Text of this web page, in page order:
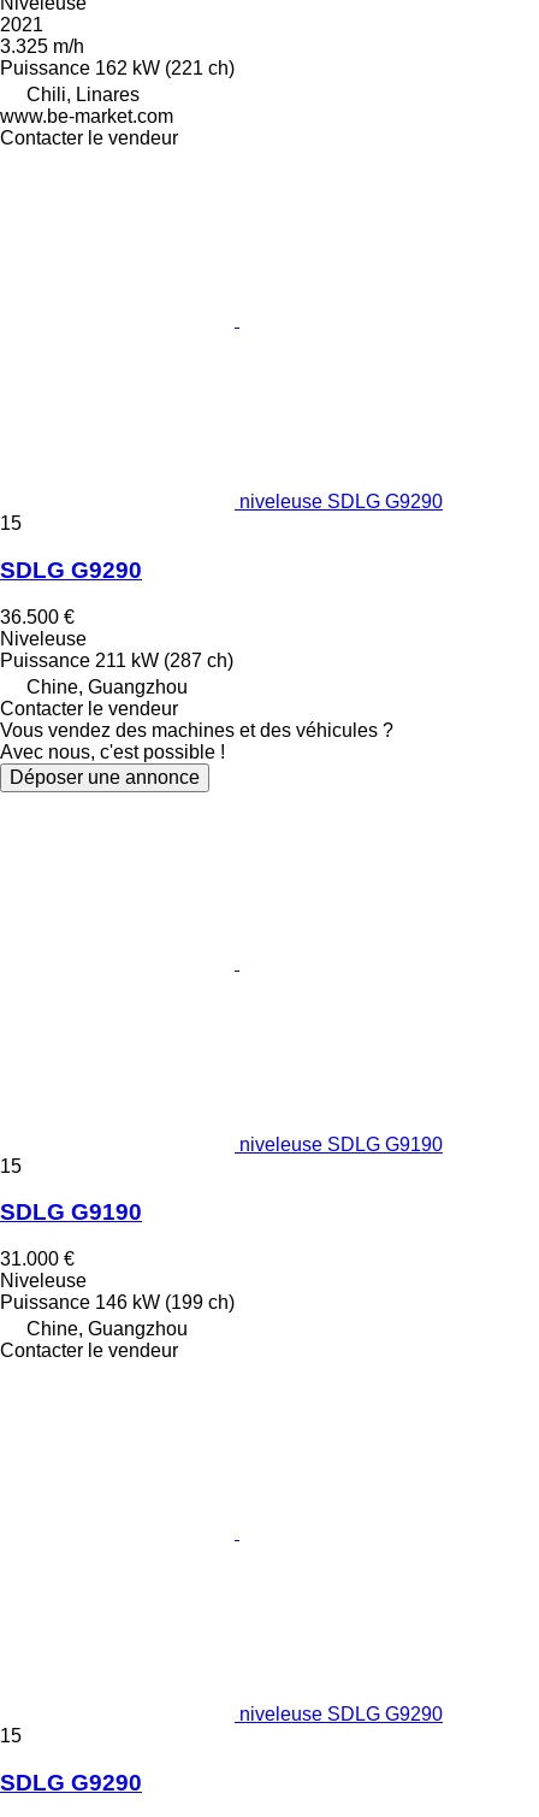
2021
3.325 m/h
Puissance 162 kW (221 ch)
Chili, Linares
www.be-market.com
Contacter le vendeur
niveleuse SDLG G9290
15
SDLG G9290
36.500 €
Niveleuse
Puissance 211 kW (287 ch)
Chine, Guangzhou
Contacter le vendeur
Vous vendez des machines et des véhicules ?
Avec nous, c'est possible !
Déposer une annonce
niveleuse SDLG G9190
15
SDLG G9190
31.000 €
Niveleuse
Puissance 146 kW (199 ch)
Chine, Guangzhou
Contacter le vendeur
niveleuse SDLG G9290
15
SDLG G9290